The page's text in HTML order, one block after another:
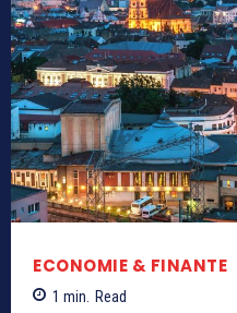
ECONOMIE & FINANTE
1 min. Read